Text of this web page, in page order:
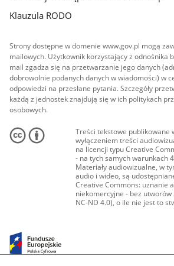
Klauzula RODO
Strony dostępne w domenie www.gov.pl mogą
mailowych. Użytkownik korzystający z odnośnika
mail zgadza się na przetwarzanie jego danych
dobrowolnie podanych danych w wiadomości) w
odpowiedzi na przesłane pytania. Szczegóły
każdą z jednostek znajdują się w ich politykach
osobowych.
Treści tekstowe publikowane
wyłączeniem treści
na licencji typu Creative
- na tych samych warunkach
Materiały audiowizualne, w
audio i wideo, są
Creative Commons: uznanie
niekomercyjne - bez utworów
NC-ND 4.0), o ile nie jest to